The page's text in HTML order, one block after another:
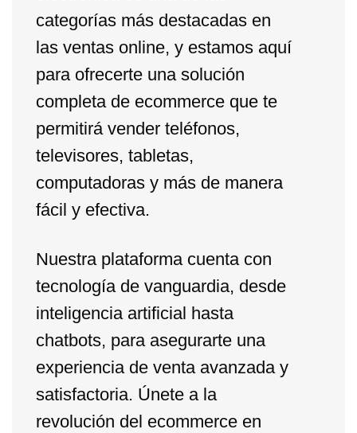
categorías más destacadas en
las ventas online, y estamos aquí
para ofrecerte una solución
completa de ecommerce que te
permitirá vender teléfonos,
televisores, tabletas,
computadoras y más de manera
fácil y efectiva.
Nuestra plataforma cuenta con
tecnología de vanguardia, desde
inteligencia artificial hasta
chatbots, para asegurarte una
experiencia de venta avanzada y
satisfactoria. Únete a la
revolución del ecommerce en